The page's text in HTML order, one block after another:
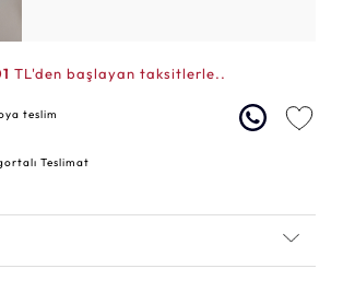
TL'den başlayan taksitlerle..
teslim
Teslimat